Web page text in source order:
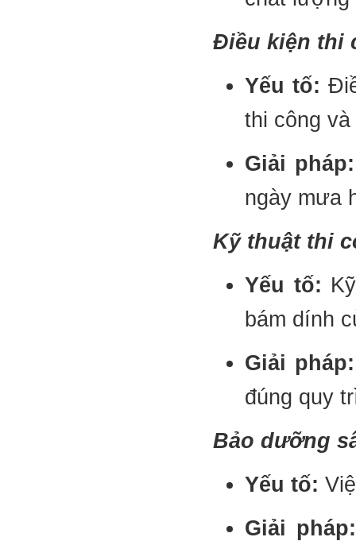
Điều kiện thi
Yếu tố:
thi công
Giải pháp:
ngày mưa
Kỹ thuật thi
Yếu tố:
bám dính
Giải pháp:
đúng quy
Bảo dưỡng
Yếu tố:
Giải pháp: